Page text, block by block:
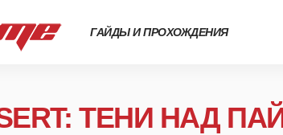
ГАЙДЫ И ПРОХОЖДЕНИЯ
ТЕНИ НАД